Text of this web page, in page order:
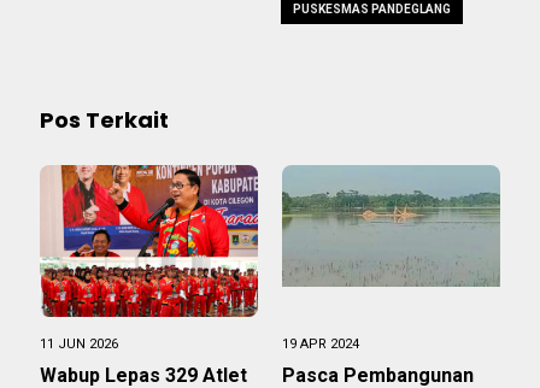
PUSKESMAS PANDEGLANG
Pos Terkait
11 JUN 2026
Wabup Lepas 329 Atlet
19 APR 2024
Pasca Pembangunan